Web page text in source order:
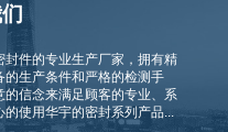
件的专业生产厂家，拥有精
生产条件和严格的检测手
信念来满足顾客的专业、系
使用华宇的密封系列产品...